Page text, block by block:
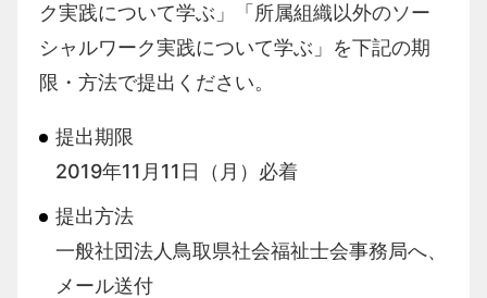
ク実践について学ぶ」「所属組織以外のソー
シャルワーク実践について学ぶ」を下記の期
限・方法で提出ください。
提出期限
2019年11月11日（月）必着
提出方法
一般社団法人鳥取県社会福祉士会事務局へ、
メール送付